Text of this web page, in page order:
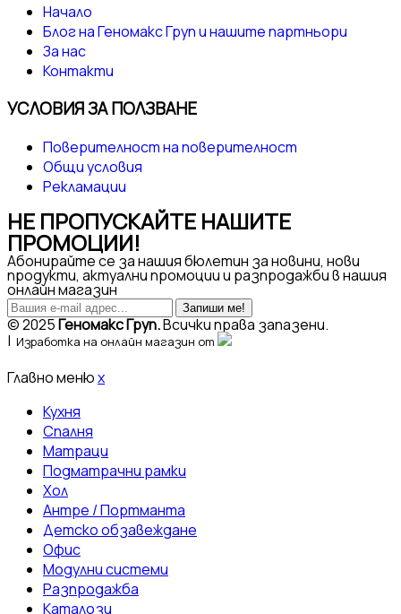
Начало
Блог на Геномакс Груп и нашите партньори
За нас
Контакти
УСЛОВИЯ ЗА ПОЛЗВАНЕ
Поверителност на поверителност
Общи условия
Рекламации
НЕ ПРОПУСКАЙТЕ НАШИТЕ
ПРОМОЦИИ!
Абонирайте се за нашия бюлетин за новини, нови
продукти, актуални промоции и разпродажби в нашия
онлайн магазин
Запиши ме!
© 2025Геномакс Груп.Всички права запазени.
| Изработка на онлайн магазин от
Главно менюx
Кухня
Спалня
Матраци
Подматрачни рамки
Хол
Антре / Портманта
Детско обзавеждане
Офис
Модулни системи
Разпродажба
Каталози